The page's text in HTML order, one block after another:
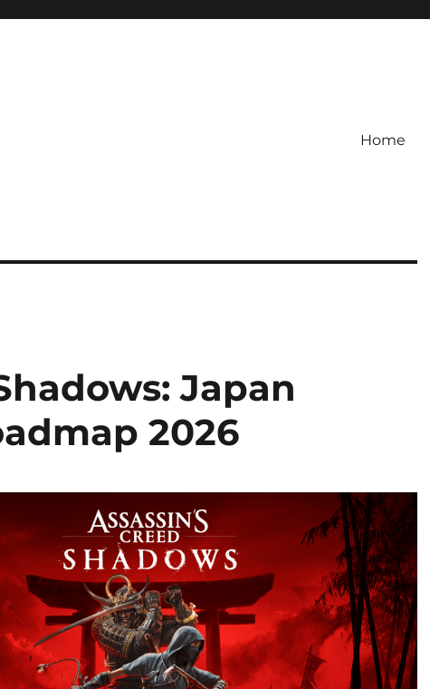
Home
Japan
2026